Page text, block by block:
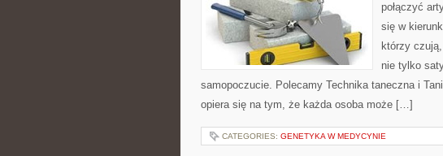
połączyć
się w
którzy
nie tylko
samopoczucie. Polecamy Technika taneczna i
opiera się na tym, że każda osoba może […]
CATEGORIES: GENETYKA W MEDYCYNIE